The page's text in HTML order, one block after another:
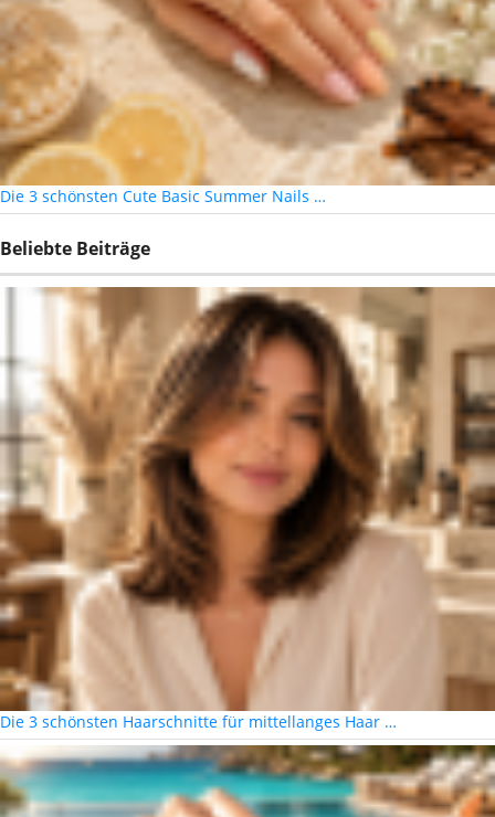
Die 3 schönsten Cute Basic Summer Nails …
Beliebte Beiträge
Die 3 schönsten Haarschnitte für mittellanges Haar …